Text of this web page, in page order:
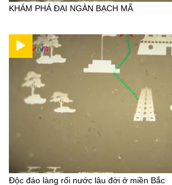
KHÁM PHÁ ĐẠI NGÀN BẠCH MÃ
Độc đáo làng rối nước lâu đời ở miền Bắc